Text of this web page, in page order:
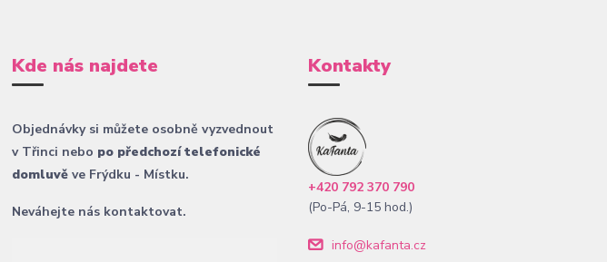
Kde nás najdete
Objednávky si můžete osobně vyzvednout
v Třinci nebo po předchozí telefonické
domluvě ve Frýdku - Místku.
Neváhejte nás kontaktovat.
Kontakty
+420 792 370 790
(Po-Pá, 9-15 hod.)
info@kafanta.cz